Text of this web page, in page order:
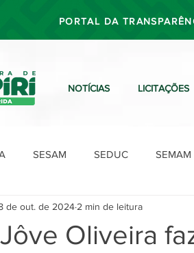
PORTAL DA
NOTÍCIAS LICITAÇÕES
SESAM SEDUC SEMAM
SEPLAN SDU
Oliveira
de out. de 2024 2 min de leitura